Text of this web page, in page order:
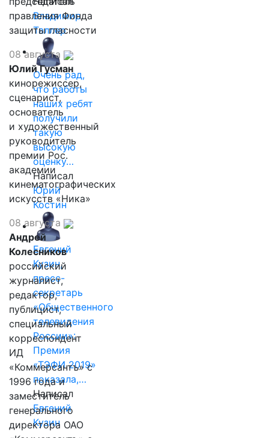
Владимир
Таллер
Очень рад,
что работы
наших ребят
получили
такую
высокую
оценку…
Написал
Юрий
Костин
Евгений
Кузин,
пресс-
секретарь
«Общественного
телевидения
России»:
Премия
«ТЭФИ 2019»
показала,…
Написал
Евгений
Кузин
правления Фонда
защиты гласности
08 августа
Юлий Гусман
кинорежиссер,
сценарист,
основатель
и художественный
руководитель
премии Рос.
академии
кинематографических
искусств «Ника»
08 августа
Андрей
Колесников
российский
журналист,
редактор,
публицист,
специальный
корреспондент
ИД
«Коммерсантъ» с
1996 года и
заместитель
генерального
директора ОАО